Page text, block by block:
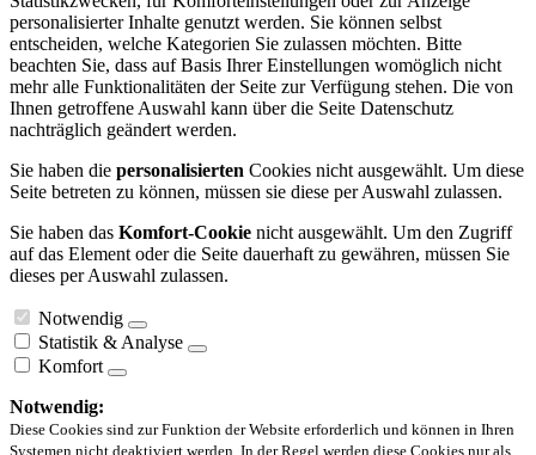
personalisierter Inhalte genutzt werden. Sie können selbst
entscheiden, welche Kategorien Sie zulassen möchten. Bitte
beachten Sie, dass auf Basis Ihrer Einstellungen womöglich nicht
mehr alle Funktionalitäten der Seite zur Verfügung stehen. Die von
Ihnen getroffene Auswahl kann über die Seite Datenschutz
nachträglich geändert werden.
Sie haben die personalisierten Cookies nicht ausgewählt. Um diese
Seite betreten zu können, müssen sie diese per Auswahl zulassen.
Sie haben das Komfort-Cookie nicht ausgewählt. Um den Zugriff
auf das Element oder die Seite dauerhaft zu gewähren, müssen Sie
dieses per Auswahl zulassen.
Notwendig
Statistik & Analyse
Komfort
Notwendig:
Diese Cookies sind zur Funktion der Website erforderlich und können in Ihren
Systemen nicht deaktiviert werden. In der Regel werden diese Cookies nur als